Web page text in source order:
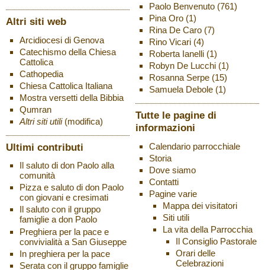
Altri siti web
Arcidiocesi di Genova
Catechismo della Chiesa
Cattolica
Cathopedia
Chiesa Cattolica Italiana
Mostra versetti della Bibbia
Qumran
Altri siti utili (modifica)
Ultimi contributi
Il saluto di don Paolo alla
comunità
Pizza e saluto di don Paolo
con giovani e cresimati
Il saluto con il gruppo
famiglie a don Paolo
Preghiera per la pace e
convivialità a San Giuseppe
In preghiera per la pace
Serata con il gruppo famiglie
Paolo Benvenuto(761)
Pina Oro(1)
Rina De Caro(7)
Rino Vicari(4)
Roberta Ianelli(1)
Robyn De Lucchi(1)
Rosanna Serpe(15)
Samuela Debole(1)
Tutte le pagine di
informazioni
Calendario parrocchiale
Storia
Dove siamo
Contatti
Pagine varie
Mappa dei visitatori
Siti utili
La vita della Parrocchia
Il Consiglio Pastorale
Orari delle
Celebrazioni